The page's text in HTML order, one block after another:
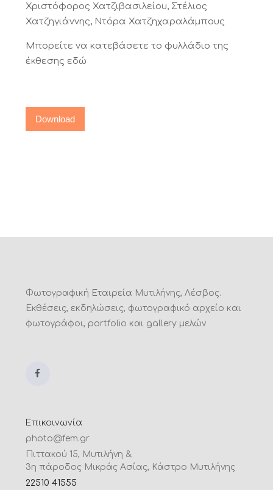
Χριστόφορος Χατζιβασιλείου, Στέλιος
Χατζηγιάννης, Ντόρα Χατζηχαραλάμπους
Μπορείτε να κατεβάσετε το φυλλάδιο της
έκθεσης εδώ
Download
Φωτογραφική Εταιρεία Μυτιλήνης, Λέσβος.
Εκθέσεις, εκδηλώσεις, φωτογραφικό αρχείο και
φωτογράφοι, portfolio και gallery μελών
Επικοινωνία
photo@fem.gr
Πιττακού 15, Μυτιλήνη &
3η πάροδος Μικράς Ασίας, Κάστρο Μυτιλήνης
22510 41555